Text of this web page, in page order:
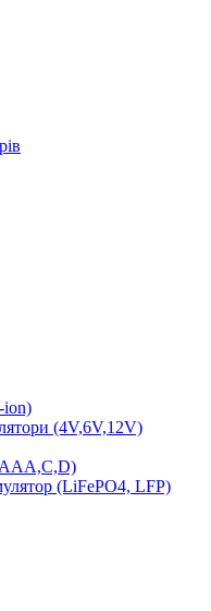
ion)
(4V,6V,12V)
(LiFePO4, LFP)